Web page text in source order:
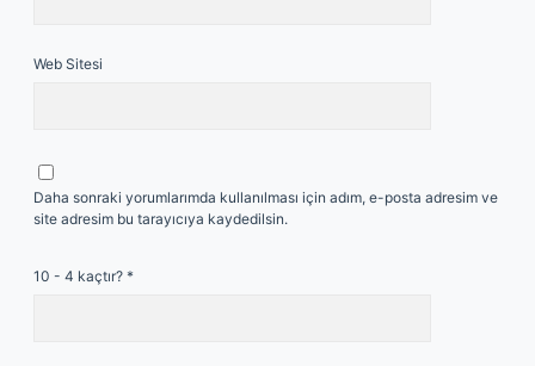
Web Sitesi
Daha sonraki yorumlarımda kullanılması için adım, e-posta adresim ve
site adresim bu tarayıcıya kaydedilsin.
10 - 4 kaçtır? *